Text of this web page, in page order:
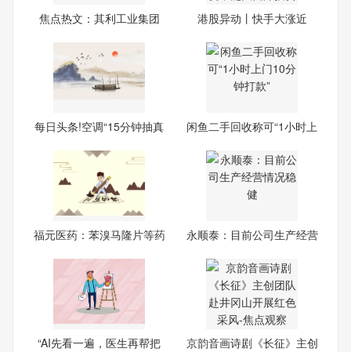
焦点热文：其利工业集团
港股异动丨快手大涨近
每日头条!空调“15分钟抽真 闲鱼二手回收称可“1小时上
福元医药：苯溴马隆片等药
永顺泰：目前公司生产经营
“AI先看一遍，医生再帮把
京韵音画诗剧《长征》主创